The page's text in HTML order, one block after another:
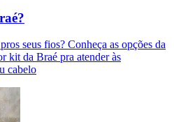
seus fios? Conheça as opções da
kit da Braé pra atender às
cabelo